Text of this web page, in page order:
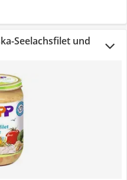
Seelachsfilet und